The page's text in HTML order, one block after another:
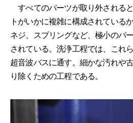
すべてのパーツが取り外される
トがいかに複雑に構成されている
ネジ、スプリングなど、極小のパ
されている。洗浄工程では、これ
超音波バスに通す。細かな汚れや
り除くための工程である。